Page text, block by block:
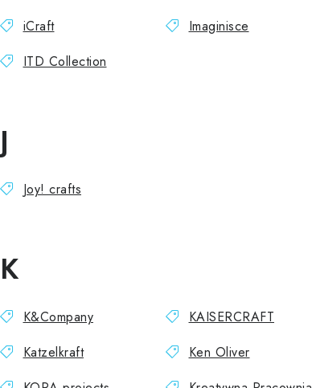
iCraft Imaginisce
ITD Collection
J
Joy! crafts
K
K&Company KAISERCRAFT
Katzelkraft
Ken Oliver